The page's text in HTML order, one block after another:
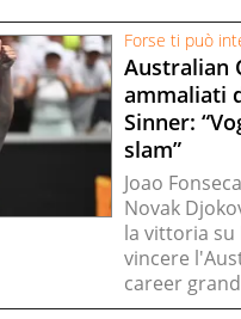
Forse ti può
Australian
ammaliati
Sinner:
slam”
Joao
Novak
la vittoria
vincere
career